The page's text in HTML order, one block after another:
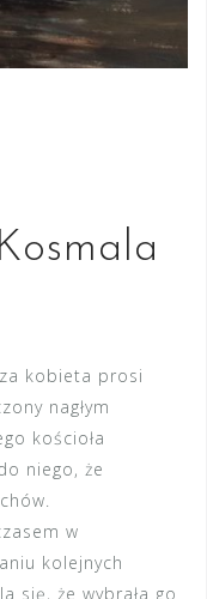
kobieta prosi
nagłym
kościoła
niego, że
w
kolejnych
się, że wybrała go